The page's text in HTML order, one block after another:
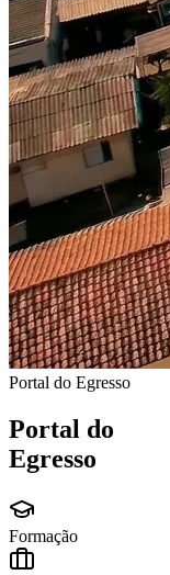
Portal do Egresso
Portal do
Egresso
Formação